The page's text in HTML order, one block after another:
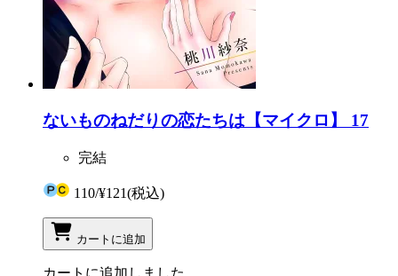
ないものねだりの恋たちは【マイクロ】 17
完結
110/¥121(税込)
カートに追加
カートに追加しました